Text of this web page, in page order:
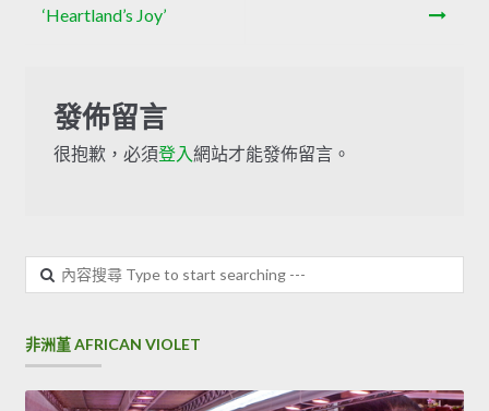
‘Heartland’s Joy’
發佈留言
很抱歉，必須登入網站才能發佈留言。
非洲堇 AFRICAN VIOLET